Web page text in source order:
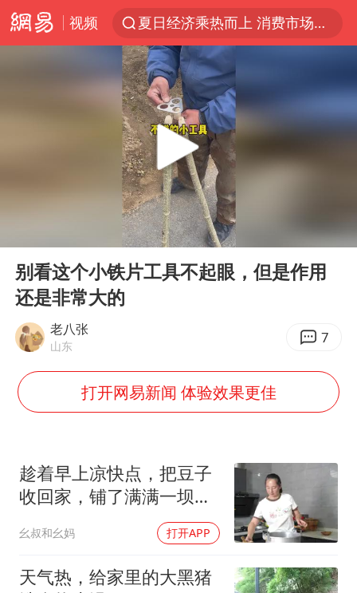
视频
夏日经济乘热而上 消费市场向新而行
浙江省甬江发生2026年第1号洪水
美将每月供乌爱国者拦截导弹
白海豚北上或致京津冀暴雨
全球最大级别运输船通过长江大桥
上海全力守护市民“菜篮子”
暑期研学游升温 在旅途中增长知识
宝妈给四胞胎取名平安喜乐
BLG经理辟谣Bin离队
总书记点赞的非遗苗绣焕发新生机
Play
别看这个小铁片工具不起眼，但是作用
还是非常大的
老八张
山东 7
打开网易新闻 体验效果更佳
趁着早上凉快点，把豆子
收回家，铺了满满一坝
子，幺妈还说请大家来吃
豆花儿哦！
幺叔和幺妈 打开APP
天气热，给家里的大黑猪